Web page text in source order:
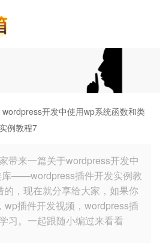
wordpress开发中使用wp系统函数和类
例教程7
带来一篇关于wordpress开发中
库——wordpress插件开发实例教
，现在就分享给大家，如果你
wp插件开发视频，wordpress插
习。一起跟随小编过来看看